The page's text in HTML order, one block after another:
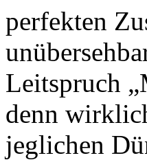
perfekten
Leitspruch
denn
jeglichen